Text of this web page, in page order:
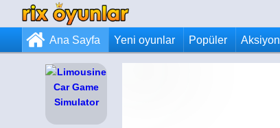
Ana Sayfa Yeni oyunlar Popüler Aksiyon